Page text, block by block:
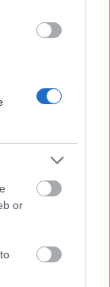
or
aus und
der
können Sie
werden.
tut oder sich
In
Sie
und diese
Eine
kann